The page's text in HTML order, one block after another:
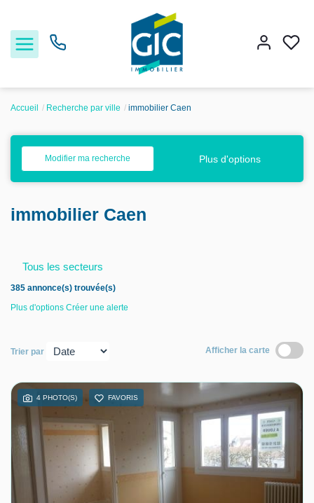
Acheter
Louer
Estimer
Nos services
Nos agences
Accueil Recherche par ville immobilier Caen
Modifier ma recherche Plus d'options
immobilier Caen
Tous les secteurs
385 annonce(s) trouvée(s)
Plus d'options Créer une alerte
Trier par Afficher la carte
4 PHOTO(S) FAVORIS